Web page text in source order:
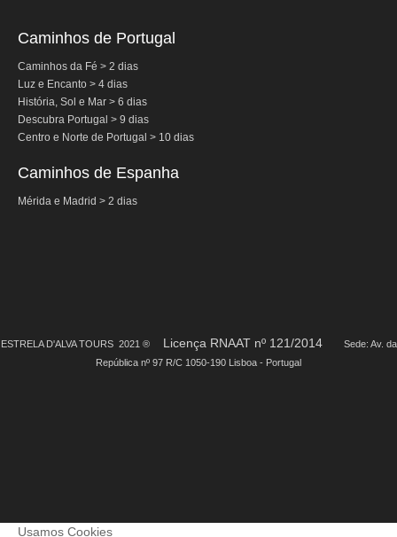
Caminhos de Portugal
Caminhos da Fé > 2 dias
Luz e Encanto > 4 dias
História, Sol e Mar > 6 dias
Descubra Portugal > 9 dias
Centro e Norte de Portugal > 10 dias
Caminhos de Espanha
Mérida e Madrid > 2 dias
ESTRELA D'ALVA TOURS 2021 ® Licença RNAAT nº 121/2014
Sede: Av. da
República nº 97 R/C 1050-190 Lisboa - Portugal
Usamos Cookies